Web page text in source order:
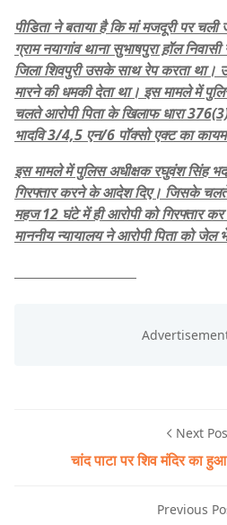
पीडिता ने बताया है कि मां मजदूरी पर चली
ग्राम नयागांव थाना सुभाषपुरा ह़ॉल
जिला शिवपुरी उसके साथ रेप करता
मारने की धमकी देता था। इस मामले में
चलते आरोपी पिता के खिलाफ धारा
भादवि 3/4,5 एन/6 पॉक्सो एक्ट का
इस मामले में पुलिस अधीक्षक रघुवंश सिंह
गिरफ्तार करने के आदेश दिए। जिसके चलते
महज 12 घंटे में ही आरोपी को गिरफ्तार
माननीय न्यायालय ने आरोपी पिता को जेल
Next
चांद पाटा पर शिव मंदिर का हुआ
Previous